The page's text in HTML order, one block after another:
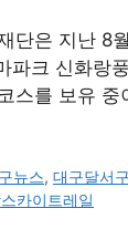
은 지난 8
크 신화랑
스를 보유
뉴스,대구달서
카이트레일